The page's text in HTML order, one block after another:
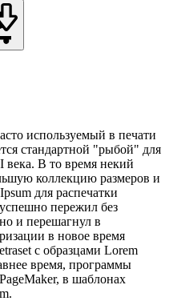
используемый в печати
стандартной "рыбой" для
века. В то время некий
коллекцию размеров и
для распечатки
пережил без
и перешагнул в
в новое время
с образцами Lorem
время, программы
в шаблонах